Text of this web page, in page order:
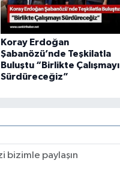
Koray Erdoğan
Şabanözü’nde Teşkilatla
Buluştu “Birlikte Çalışmayı
Sürdüreceğiz”